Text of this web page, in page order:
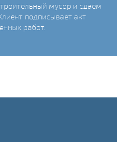
мусор и сдаем
подписывает акт
работ.